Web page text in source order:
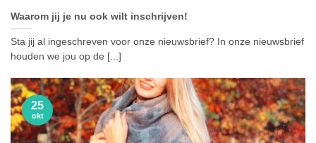
Waarom jij je nu ook wilt inschrijven!
Sta jij al ingeschreven voor onze nieuwsbrief? In onze nieuwsbrief
houden we jou op de [...]
25
okt